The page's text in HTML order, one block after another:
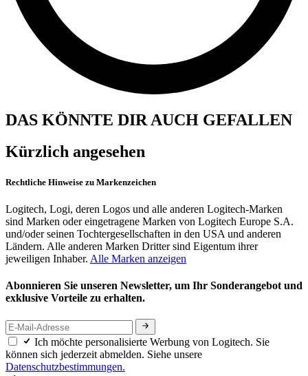
DAS KÖNNTE DIR AUCH GEFALLEN
Kürzlich angesehen
Rechtliche Hinweise zu Markenzeichen
Logitech, Logi, deren Logos und alle anderen Logitech-Marken
sind Marken oder eingetragene Marken von Logitech Europe S.A.
und/oder seinen Tochtergesellschaften in den USA und anderen
Ländern. Alle anderen Marken Dritter sind Eigentum ihrer
jeweiligen Inhaber. Alle Marken anzeigen
Abonnieren Sie unseren Newsletter, um Ihr Sonderangebot und
exklusive Vorteile zu erhalten.
Ich möchte personalisierte Werbung von Logitech. Sie
können sich jederzeit abmelden. Siehe unsere
Datenschutzbestimmungen.